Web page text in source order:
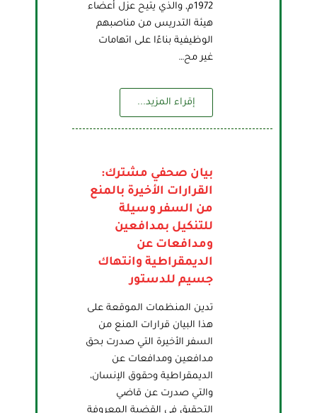
1972م, والذي يتيح عزل أعضاء
هيئة التدريس من مناصبهم
الوظيفية بناءًا على اتهامات
غير مح…
إقراء المزيد...
بيان صحفي مشترك:
القرارات الأخيرة بالمنع
من السفر وسيلة
للتنكيل بمدافعين
ومدافعات عن
الديمقراطية وانتهاك
جسيم للدستور
تدين المنظمات الموقعة على
هذا البيان قرارات المنع من
السفر الأخيرة التي صدرت بحق
مدافعين ومدافعات عن
الديمقراطية وحقوق الإنسان،
والتي صدرت عن قاضي
التحقيق في القضية المعروفة